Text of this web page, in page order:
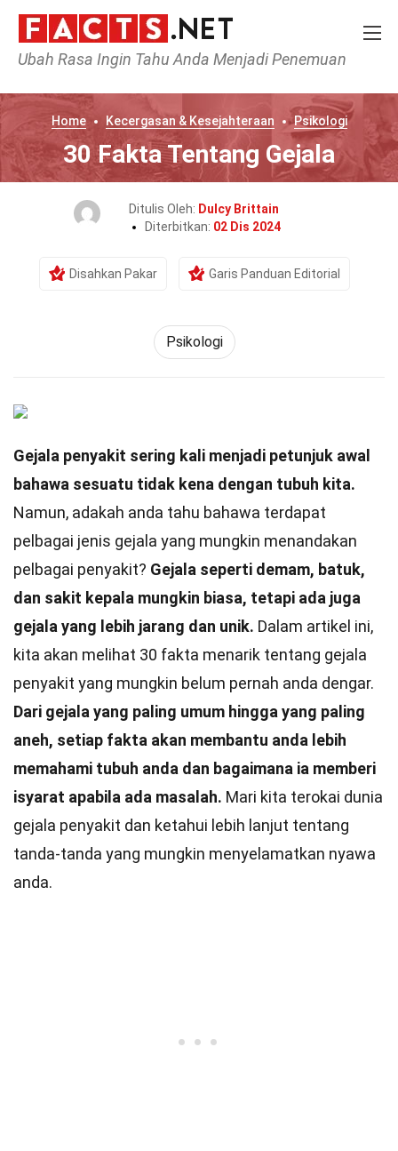
Ubah Rasa Ingin Tahu Anda Menjadi Penemuan
Home Kecergasan & Kesejahteraan Psikologi
30 Fakta Tentang Gejala
Ditulis Oleh: Dulcy Brittain
Diterbitkan: 02 Dis 2024
Disahkan Pakar Garis Panduan Editorial
Psikologi
Gejala penyakit sering kali menjadi petunjuk awal
bahawa sesuatu tidak kena dengan tubuh kita.
Namun, adakah anda tahu bahawa terdapat
pelbagai jenis gejala yang mungkin menandakan
pelbagai penyakit? Gejala seperti demam, batuk,
dan sakit kepala mungkin biasa, tetapi ada juga
gejala yang lebih jarang dan unik. Dalam artikel ini,
kita akan melihat 30 fakta menarik tentang gejala
penyakit yang mungkin belum pernah anda dengar.
Dari gejala yang paling umum hingga yang paling
aneh, setiap fakta akan membantu anda lebih
memahami tubuh anda dan bagaimana ia memberi
isyarat apabila ada masalah. Mari kita terokai dunia
gejala penyakit dan ketahui lebih lanjut tentang
tanda-tanda yang mungkin menyelamatkan nyawa
anda.